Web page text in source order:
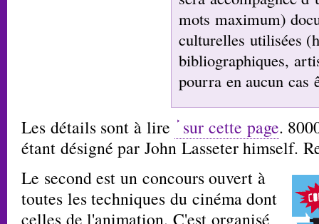
mots maximum)
culturelles utilisées
bibliographiques,
pourra en aucun cas
Les détails sont à lire sur cette page.
étant désigné par John Lasseter himself.
Le second est un concours ouvert à
toutes les techniques du cinéma dont
celles de l'animation. C'est organisé